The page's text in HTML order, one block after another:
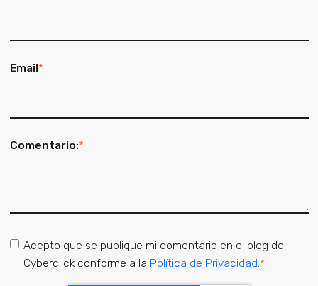
Email*
Comentario:*
Acepto que se publique mi comentario en el blog de
Cyberclick conforme a la Política de Privacidad.*